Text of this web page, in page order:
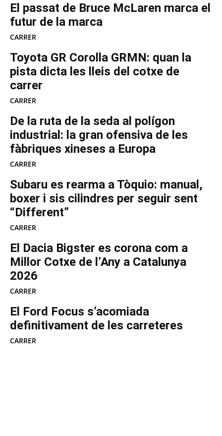
El passat de Bruce McLaren marca el
futur de la marca
CARRER
Toyota GR Corolla GRMN: quan la
pista dicta les lleis del cotxe de
carrer
CARRER
De la ruta de la seda al polígon
industrial: la gran ofensiva de les
fàbriques xineses a Europa
CARRER
Subaru es rearma a Tòquio: manual,
boxer i sis cilindres per seguir sent
“Different”
CARRER
El Dacia Bigster es corona com a
Millor Cotxe de l’Any a Catalunya
2026
CARRER
El Ford Focus s’acomiada
definitivament de les carreteres
CARRER